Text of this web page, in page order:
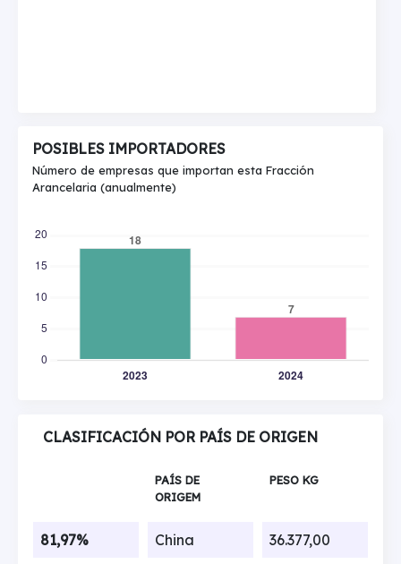
POSIBLES IMPORTADORES
Número de empresas que importan esta Fracción
Arancelaria (anualmente)
CLASIFICACIÓN POR PAÍS DE ORIGEN
PAÍS DE
ORIGEM
PESO KG
81,97% China 36.377,00